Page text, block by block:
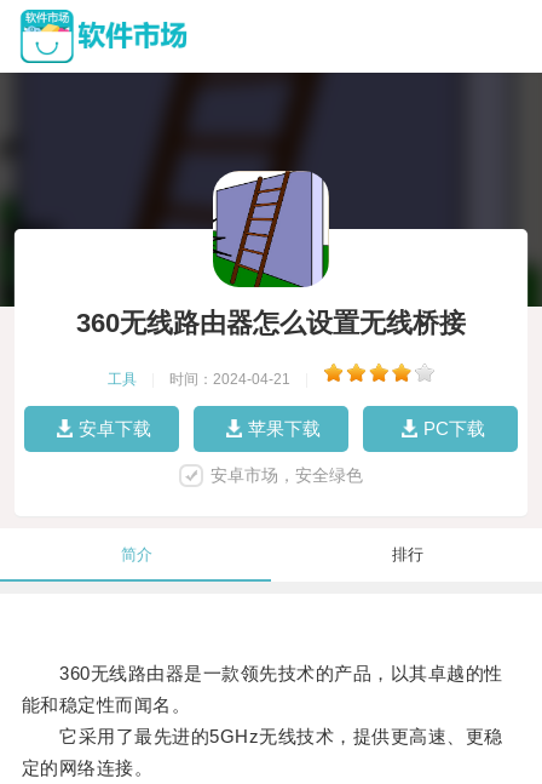
360无线路由器怎么设置无线桥接
工具 时间：2024-04-21
安卓下载 苹果下载 PC下载
安卓市场，安全绿色
简介 排行
360无线路由器是一款领先技术的产品，以其卓越的性
能和稳定性而闻名。
它采用了最先进的5GHz无线技术，提供更高速、更稳
定的网络连接。